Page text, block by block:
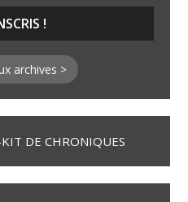
archives >
DE CHRONIQUES